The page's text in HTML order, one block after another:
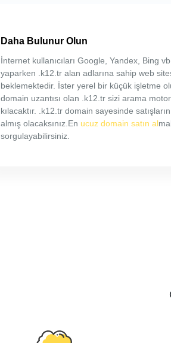
Daha Bulunur Olun
İnternet kullanıcıları Google, Yandex, Bing
yaparken .k12.tr alan adlarına sahip web
beklemektedir. İster yerel bir küçük işletme
domain uzantısı olan .k12.tr sizi arama
kılacaktır. .k12.tr domain sayesinde
almış olacaksınız.En ucuz domain satın al
sorgulayabilirsiniz.